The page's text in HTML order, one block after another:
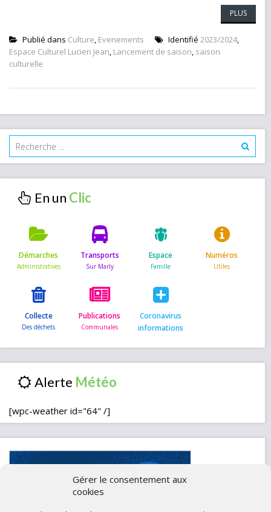
Gérer le consentement aux
cookies
PLUS
Publié dans Culture, Evenements Identifié 2023/2024,
Espace Culturel Lucien Jean, Lancement de saison, saison
culturelle
En un
Démarches Transports Espace Numéros
Collecte Publications
Coronavirus
informations
Alerte
[wpc-weather id="64" /]